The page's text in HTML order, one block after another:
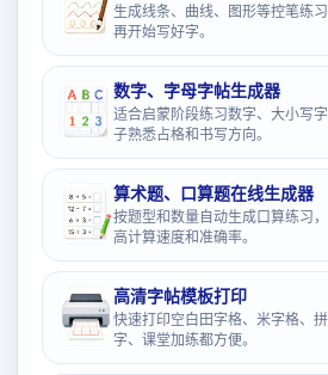
生成线条、曲线、图形等控笔练
再开始写好字。
数字、字母字帖生成器
适合启蒙阶段练习数字、大小写
子熟悉占格和书写方向。
算术题、口算题在线生成器
按题型和数量自动生成口算练习
高计算速度和准确率。
高清字帖模板打印
快速打印空白田字格、米字格、
字、课堂加练都方便。